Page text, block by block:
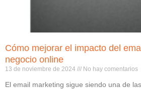
Cómo mejorar el impacto del
negocio online
13 de noviembre de 2024 No hay comentarios
El email marketing sigue siendo una de